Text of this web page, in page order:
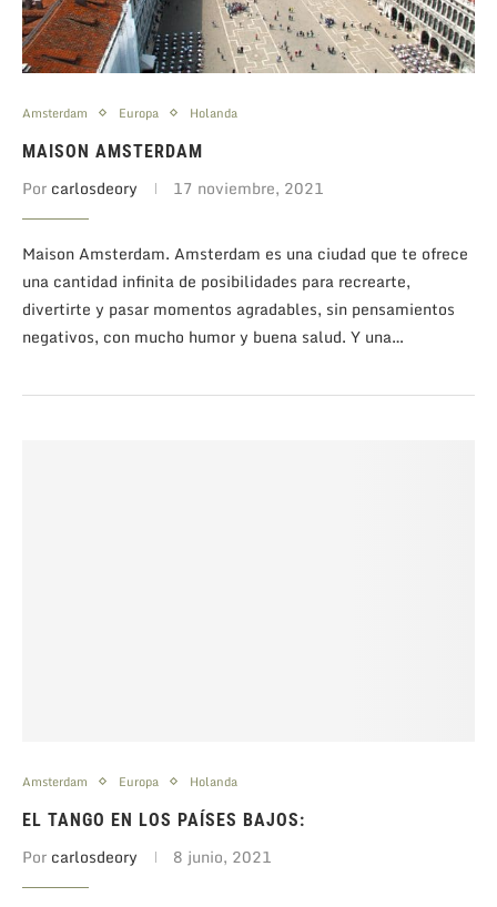
Amsterdam Europa Holanda
MAISON AMSTERDAM
Por carlosdeory 17 noviembre, 2021
Maison Amsterdam. Amsterdam es una ciudad que te ofrece
una cantidad infinita de posibilidades para recrearte,
divertirte y pasar momentos agradables, sin pensamientos
negativos, con mucho humor y buena salud. Y una…
Amsterdam Europa Holanda
EL TANGO EN LOS PAÍSES BAJOS:
Por carlosdeory 8 junio, 2021